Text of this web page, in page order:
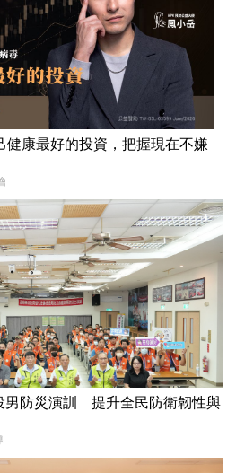
健康最好的投資，把握現在不嫌
男防災演訓 提升全民防衛韌性與